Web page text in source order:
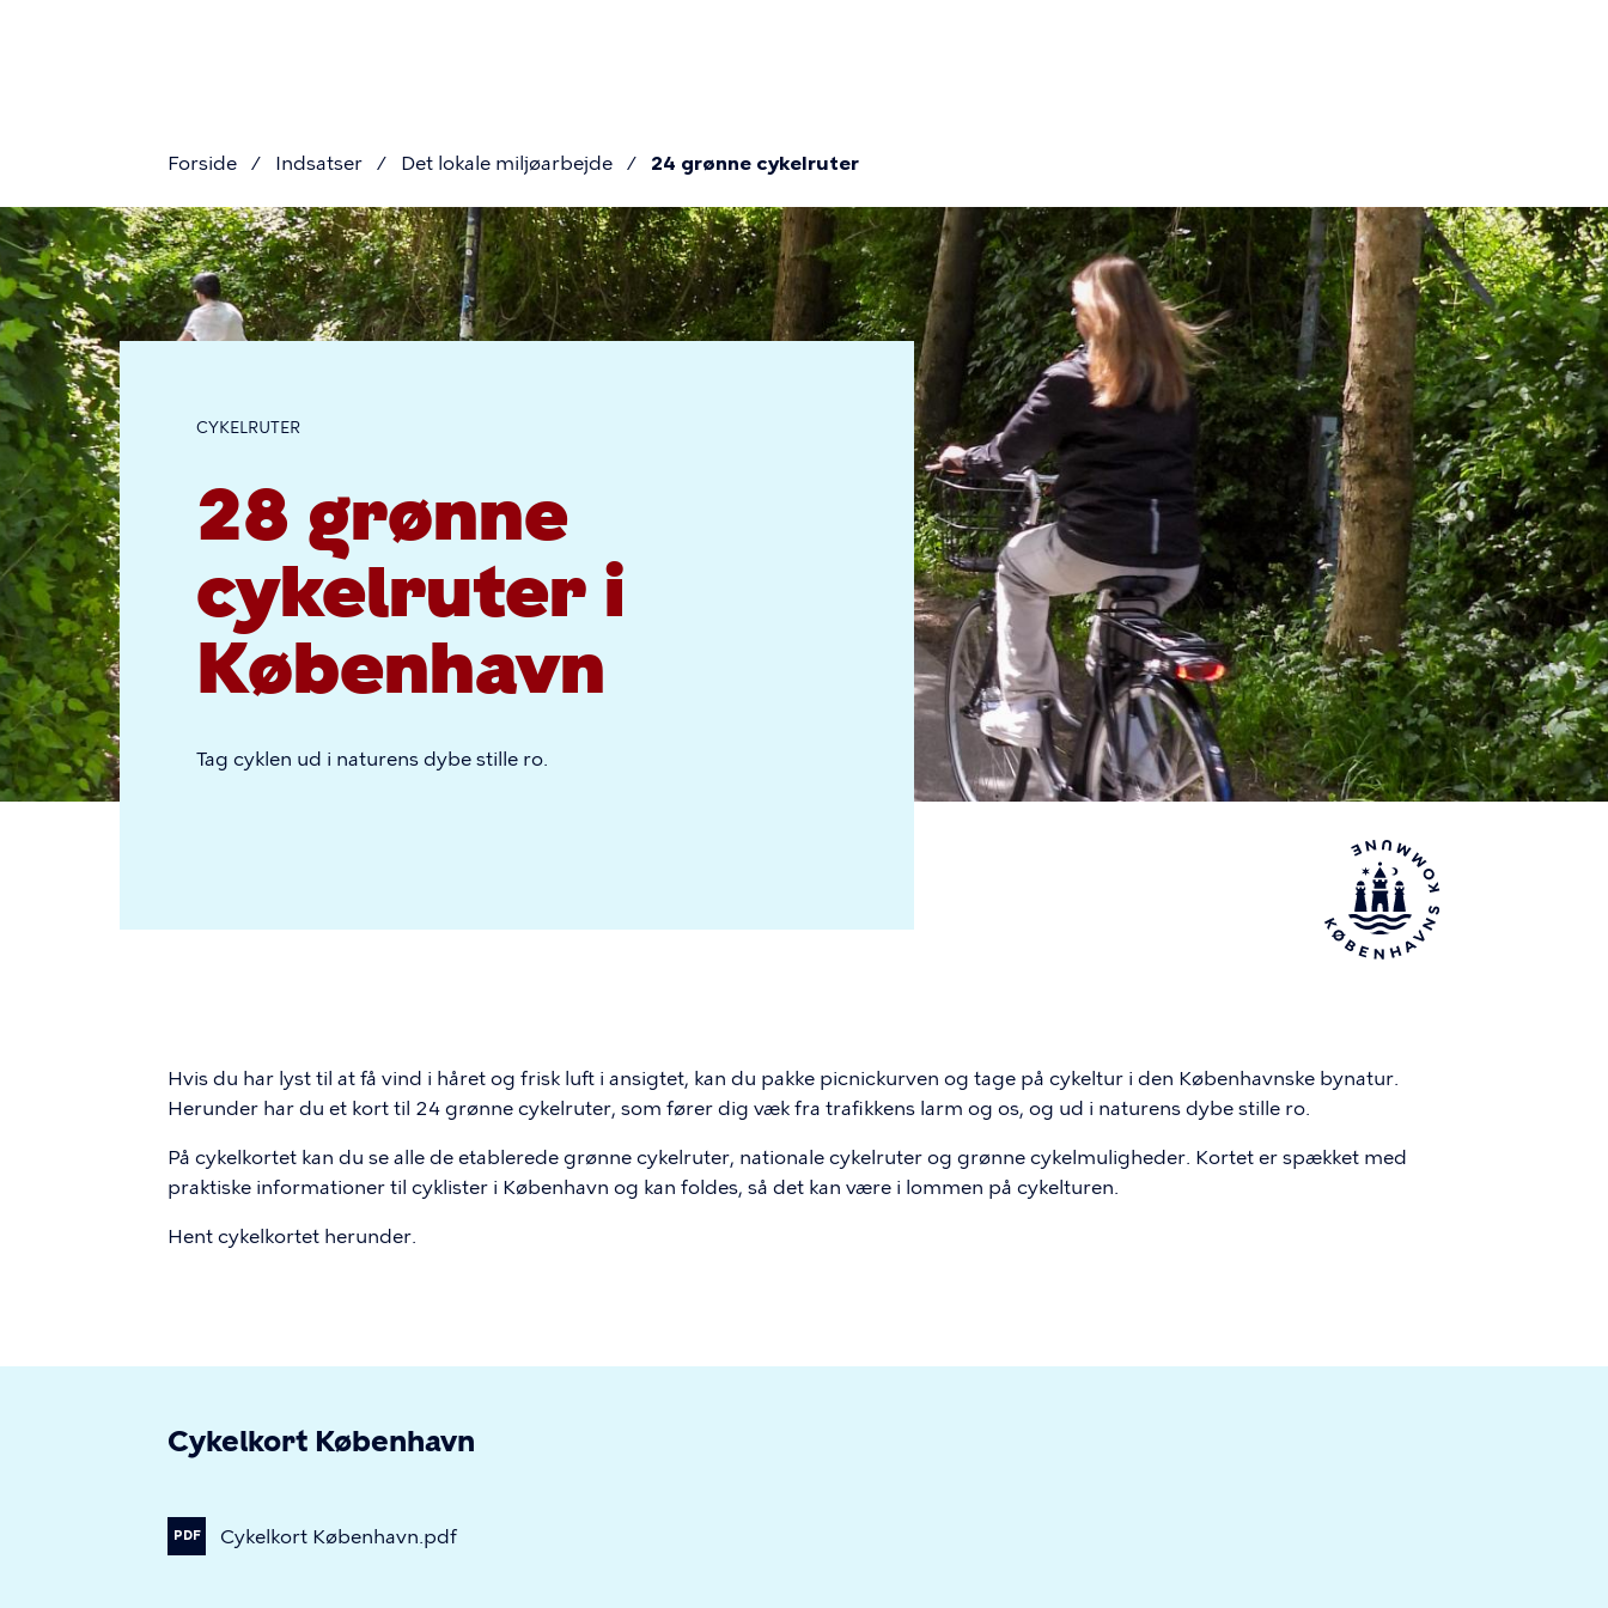
Brødkrumme
Forside Indsatser Det lokale miljøarbejde 24 grønne cykelruter
24
cykelruter
CYKELRUTER
28 grønne
cykelruter i
København
Tag cyklen ud i naturens dybe stille ro.
Hvis du har lyst til at få vind i håret og frisk luft i ansigtet, kan du pakke picnickurven og tage på cykeltur i den Københavnske bynatur.
Herunder har du et kort til 24 grønne cykelruter, som fører dig væk fra trafikkens larm og os, og ud i naturens dybe stille ro.
På cykelkortet kan du se alle de etablerede grønne cykelruter, nationale cykelruter og grønne cykelmuligheder. Kortet er spækket med
praktiske informationer til cyklister i København og kan foldes, så det kan være i lommen på cykelturen.
Hent cykelkortet herunder.
Cykelkort København
PDF Cykelkort København.pdf